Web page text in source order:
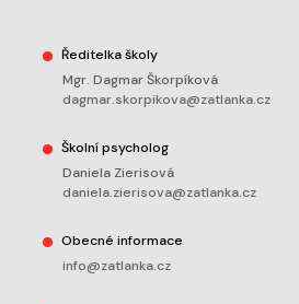
Ředitelka školy
Mgr. Dagmar Škorpíková
dagmar.skorpikova@zatlanka.cz
Školní psycholog
Daniela Zierisová
daniela.zierisova@zatlanka.cz
Obecné informace
info@zatlanka.cz